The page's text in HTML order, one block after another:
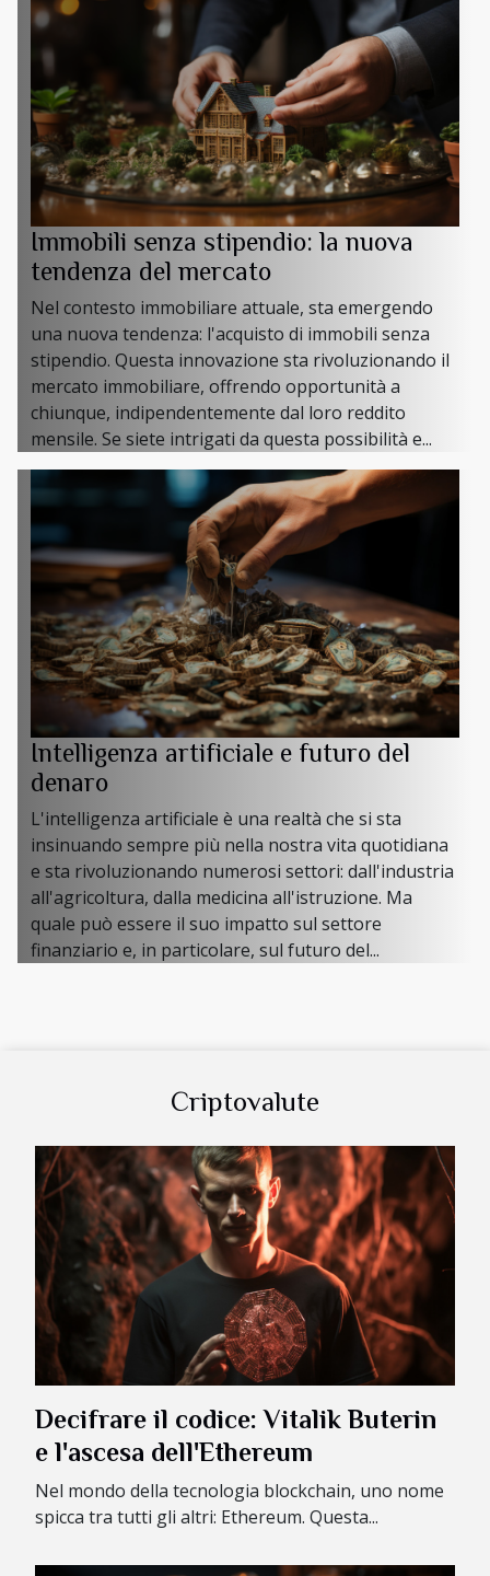
Immobili senza stipendio: la nuova
tendenza del mercato
Nel contesto immobiliare attuale, sta emergendo
una nuova tendenza: l'acquisto di immobili senza
stipendio. Questa innovazione sta rivoluzionando il
mercato immobiliare, offrendo opportunità a
chiunque, indipendentemente dal loro reddito
mensile. Se siete intrigati da questa possibilità e...
Intelligenza artificiale e futuro del
denaro
L'intelligenza artificiale è una realtà che si sta
insinuando sempre più nella nostra vita quotidiana
e sta rivoluzionando numerosi settori: dall'industria
all'agricoltura, dalla medicina all'istruzione. Ma
quale può essere il suo impatto sul settore
finanziario e, in particolare, sul futuro del...
Criptovalute
Decifrare il codice: Vitalik Buterin
e l'ascesa dell'Ethereum
Nel mondo della tecnologia blockchain, uno nome
spicca tra tutti gli altri: Ethereum. Questa...